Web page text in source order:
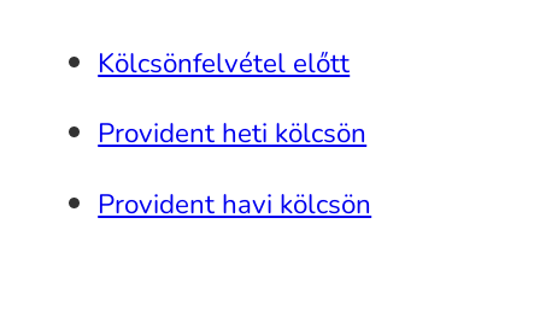
Kölcsönfelvétel előtt
Provident heti kölcsön
Provident havi kölcsön